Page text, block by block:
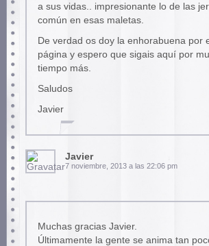
a sus vidas.. impresionante lo de las
común en esas maletas.
De verdad os doy la enhorabuena por
página y espero que sigais aquí por
tiempo más.
Saludos
Javier
Javier
7 noviembre, 2013 a las 22:06 pm
Muchas gracias Javier.
Últimamente la gente se anima tan